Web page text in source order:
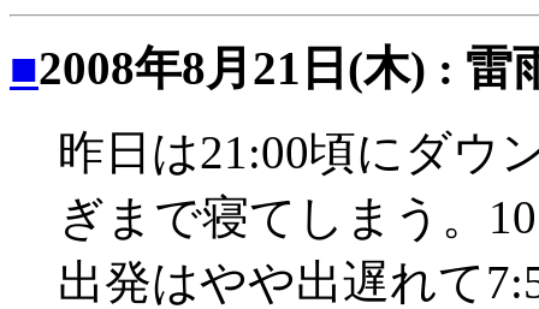
■2008年8月21日(木) : 雷
昨日は21:00頃にダウ
ぎまで寝てしまう。
出発はやや出遅れて